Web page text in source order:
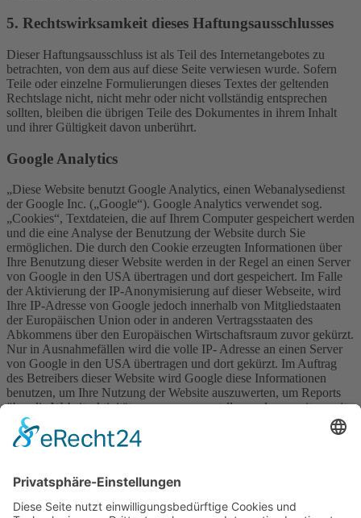
5. Rechtswirksamkeit dieses Haftungsausschlusses
Dieser Haftungsausschluss ist als Teil des Internetangebotes zu
betrachten, von dem aus auf diese Seite verwiesen wurde. Sofern
Teile oder einzelne Formulierungen dieses Textes der geltenden
Rechtslage nicht, nicht mehr oder nicht vollständig entsprechen
sollten, bleiben die übrigen Teile des Dokumentes in ihrem Inhalt
und ihrer Gültigkeit davon unberührt.
Google Analytics
„Diese Website benutzt Google Analytics, einen Webanalysedienst
der Google Inc. („Google“). Google Analytics verwendet sog.
„Cookies“, Textdateien, die auf Ihrem Computer gespeichert werden
und die eine Analyse der Benutzung der Website durch Sie
ermöglichen. Die durch den Cookie erzeugten Informationen über
Ihre Benutzung dieser Website werden in der Regel an einen Server
von Google in den USA übertragen und dort gespeichert. Im Falle
der Aktivierung der IP-Anonymisierung auf dieser Webseite, wird
Ihre IP-Adresse von Google jedoch innerhalb von Mitgliedstaaten
der Europäischen Union oder in anderen Vertragsstaaten des
Abkommens über den Europäischen Wirtschaftsraum zuvor gekürzt.
Nur in Ausnahmefällen wird die volle IP- Adresse an einen Server
von Google in den USA übertragen und dort gekürzt. Im Auftrag
des Betreibers dieser Website wird Google diese Informationen
benutzen, um Ihre Nutzung der Website auszuwerten, um Reports
über die Websiteaktivitäten zusammenzustellen und um weitere mit
der Websitenutzung und der Internetnutzung verbundene
Dienstleistungen gegenüber dem Websitebetreiber zu erbringenDie
im Rahmen von Google Analytics von Ihrem Browser übermittelte
zusammengeführt. Sie können die Speicherung der Cookies durch
eine entsprechende Einstellung Ihrer Browser-Software verhindern;
wir weisen Sie jedoch darauf hin, dass Sie in diesem Fall